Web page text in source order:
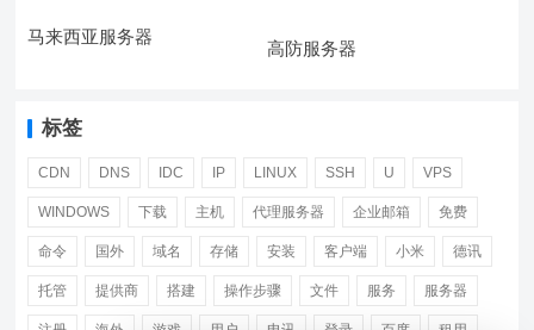
马来西亚服务器
高防服务器
标签
CDN DNS IDC IP LINUX SSH U VPS
WINDOWS 下载 主机 代理服务器 企业邮箱 免费
命令 国外 域名 存储 安装 客户端 小米 德讯
托管 提供商 搭建 操作步骤 文件 服务 服务器